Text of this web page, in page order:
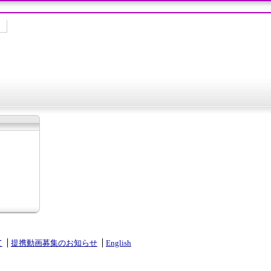
提携動画募集のお知らせ English